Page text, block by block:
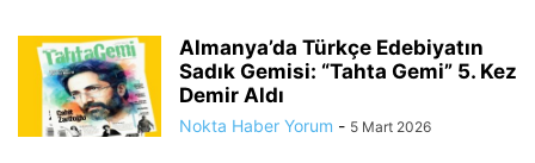
Almanya’da Türkçe Edebiyatın
Sadık Gemisi: “Tahta Gemi” 5. Kez
Demir Aldı
Nokta Haber Yorum - 5 Mart 2026